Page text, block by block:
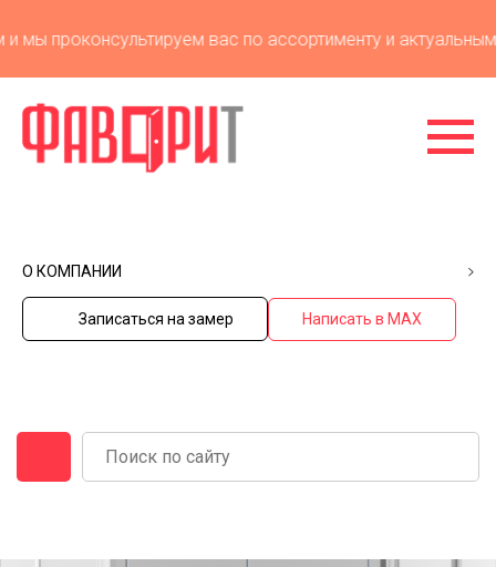
проконсультируем вас по ассортименту и актуальным
О КОМПАНИИ
Записаться на замер Написать в MAX